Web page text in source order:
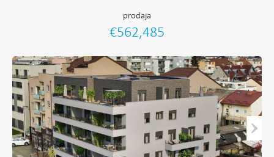
prodaja
€562,485